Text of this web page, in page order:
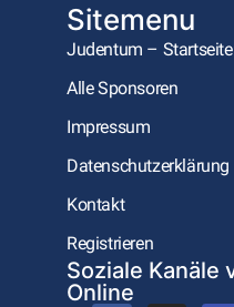
Sitemenu
Judentum – Startseite
Alle Sponsoren
Impressum
Datenschutzerklärung
Kontakt
Registrieren
Soziale Kanäle
Online